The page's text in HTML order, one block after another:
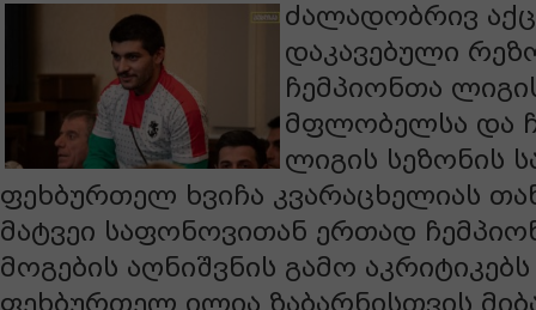
ძალადობრივ
დაკავებული
ჩემპიონთა
მფლობელსა და
ლიგის სეზონის
ფეხბურთელ ხვიჩა კვარაცხელიას
მატვეი საფონოვითან ერთად
მოგების აღნიშვნის გამო
ფეხბურთელ ილია ზაბარნისთვის